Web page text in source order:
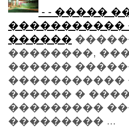
- - �����
�����������
������
��������,
������
�����������
������ �
���������
��������� ...